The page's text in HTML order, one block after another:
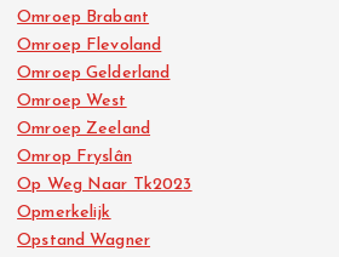
Omroep Brabant
Omroep Flevoland
Omroep Gelderland
Omroep West
Omroep Zeeland
Omrop Fryslân
Op Weg Naar Tk2023
Opmerkelijk
Opstand Wagner